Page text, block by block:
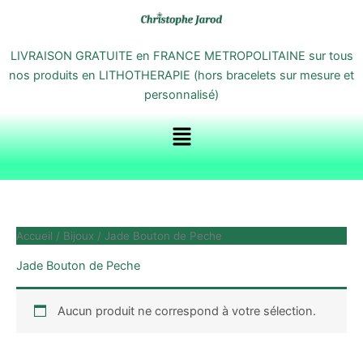
contenu
LIVRAISON GRATUITE en FRANCE METROPOLITAINE sur tous
nos produits en LITHOTHERAPIE (hors bracelets sur mesure et
personnalisé)
Menu
Accueil / Bijoux / Jade Bouton de Peche
Jade Bouton de Peche
Aucun produit ne correspond à votre sélection.